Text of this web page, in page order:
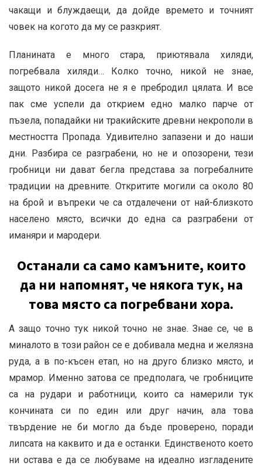
чакащи и блуждаещи, да дойде времето и точният
човек на когото да му се разкрият.
Планината е много стара, приютявала хиляди,
погребвала хиляди… Колко точно, никой не знае,
защото никой досега не я е пребродил цялата. И все
пак сме успели да открием едно малко парче от
пъзела, попадайки ни тракийските древни некрополи в
местността Пропада. Удивително запазени и до наши
дни. Разбира се разграбени, но не и опозорени, тези
гробници ни дават бегла представа за погребалните
традиции на древните. Откритите могили са около 80
на брой и въпреки че са отдалечени от най-близкото
населено място, всички до една са разграбени от
иманяри и мародери.
Останали са само камъните, които
да ни напомнят, че някога тук, на
това място са погребвани хора.
А защо точно тук никой точно не знае. Знае се, че в
миналото в този район се е добивала медна и желязна
руда, а в по-късен етап, но на друго близко място, и
мрамор. Именно затова се предполага, че гробниците
са на рудари и работници, които са намерили тук
кончината си по един или друг начин, ала това
твърдение не би могло да бъде проверено, поради
липсата на каквито и да е останки. Единственото което
ни остава е да се любуваме на идеално изгладените